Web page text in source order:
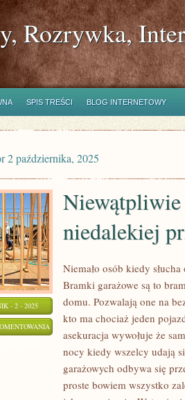
Rozrywka,
SPIS TREŚCI BLOG INTERNETOWY
2 października, 2025
- 2 - 2025
niedalekiej
Niemało osób kiedy
Bramki garażowe są to
domu. Pozwalają one na
kto ma chociaż jeden
asekuracja wywołuje że
nocy kiedy wszelcy udają
garażowych odbywa się
proste bowiem wszystko